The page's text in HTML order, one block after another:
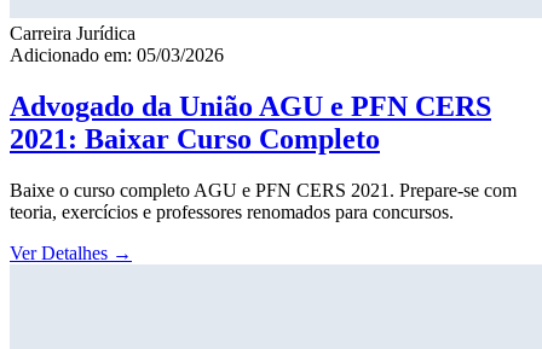
Carreira Jurídica
Adicionado em: 05/03/2026
Advogado da União AGU e PFN CERS
2021: Baixar Curso Completo
Baixe o curso completo AGU e PFN CERS 2021. Prepare-se com
teoria, exercícios e professores renomados para concursos.
Ver Detalhes →